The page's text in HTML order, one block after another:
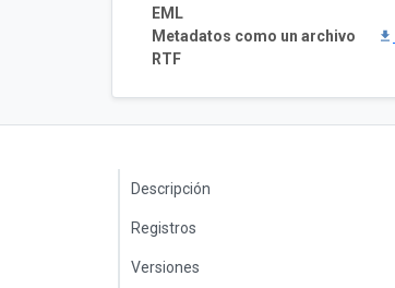
EML
Metadatos como un archivo
RTF
Descripción
Registros
Versiones